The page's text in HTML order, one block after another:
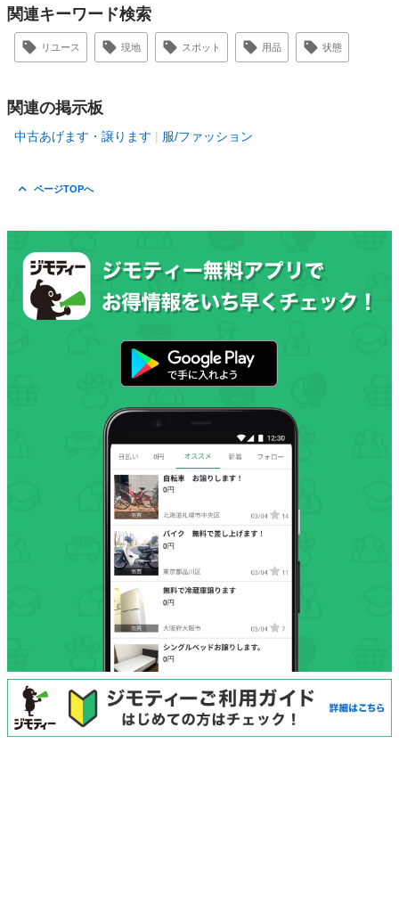
関連キーワード検索
リユース 現地 スポット 用品 状態
関連の掲示板
中古あげます・譲ります 服/ファッション
ページTOPへ